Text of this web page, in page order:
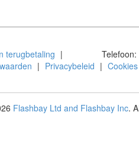
Telefoon:
terugbetaling |
| Privacybeleid | Cookies
Flashbay Ltd and Flashbay Inc.